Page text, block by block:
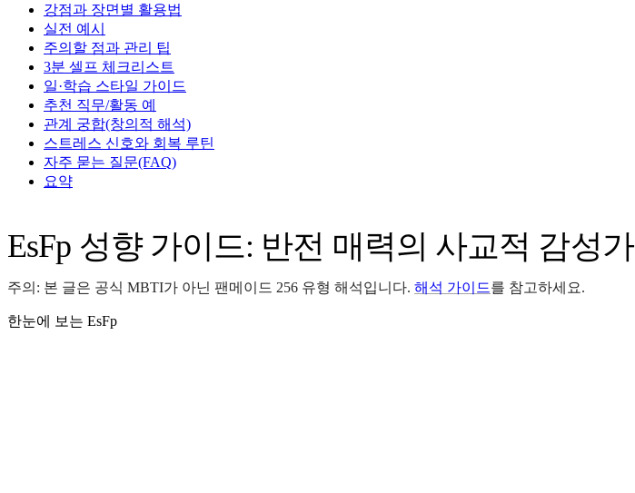
강점과 장면별 활용법
실전 예시
주의할 점과 관리 팁
3분 셀프 체크리스트
일·학습 스타일 가이드
추천 직무/활동 예
관계 궁합(창의적 해석)
스트레스 신호와 회복 루틴
자주 묻는 질문(FAQ)
요약
EsFp 성향 가이드: 반전 매력의 사교적 감성가
주의: 본 글은 공식 MBTI가 아닌 팬메이드 256 유형 해석입니다. 해석 가이드를 참고하세요.
한눈에 보는 EsFp